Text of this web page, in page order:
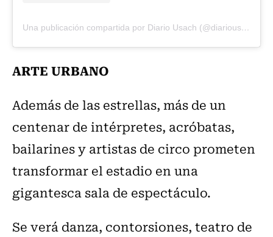
Una publicación compartida por Diario Usach (@diariousach)
ARTE URBANO
Además de las estrellas, más de un
centenar de intérpretes, acróbatas,
bailarines y artistas de circo prometen
transformar el estadio en una
gigantesca sala de espectáculo.
Se verá danza, contorsiones, teatro de